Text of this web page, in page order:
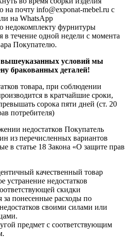
на почту info@exponat-mebel.ru с
на WhatsApp
недокомплекту фурнитуры
в течение одной недели с момента
Покупателю.
условий мы
бракованных деталей!
товара, при соблюдении
в кратчайшие сроки,
сорока пяти дней (ст. 20
потребителя)
недостатков Покупатель
из перечисленных вариантов
в статье 18 Закона «О защите прав
качественный товар
устранение недостатков
скидки
за понесенные расходы по
своими силами или
предмет с соответствующим